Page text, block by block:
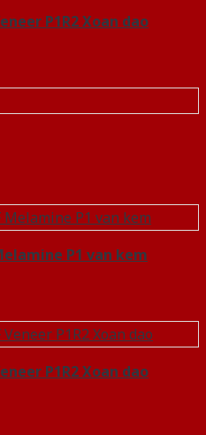
P1R2 Xoan dao
P1 van kem
P1R2 Xoan dao